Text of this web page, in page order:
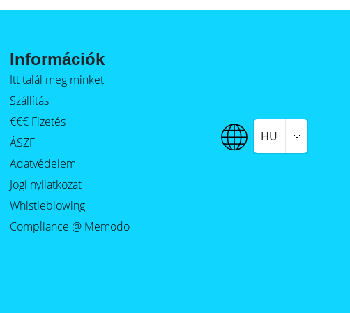
Információk
Itt talál meg minket
Szállítás
€€€ Fizetés
ÁSZF
Adatvédelem
Jogi nyilatkozat
Whistleblowing
Compliance @ Memodo
HU